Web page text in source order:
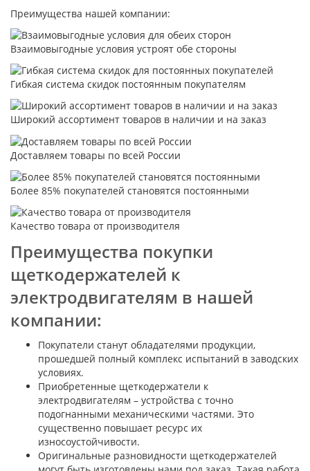
Преимущества нашей компании:
Взаимовыгодные условия устроят обе стороны
Гибкая система скидок постоянным покупателям
Широкий ассортимент товаров в наличии и на заказ
Доставляем товары по всей России
Более 85% покупателей становятся постоянными
Качество товара от производителя
Преимущества покупки
щеткодержателей к
электродвигателям в нашей
компании:
Покупатели станут обладателями продукции,
прошедшей полный комплекс испытаний в заводских
условиях.
Приобретенные щеткодержатели к
электродвигателям – устройства с точно
подогнанными механическими частями. Это
существенно повышает ресурс их
износоустойчивости.
Оригинальные разновидности щеткодержателей